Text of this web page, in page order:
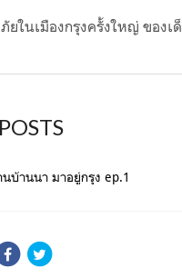
ยในเมืองกรุงครั้งใหญ่ ของ
นบ้านนา มาอยู่กรุง ep.1